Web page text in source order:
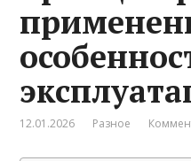
12.01.2026 Разное